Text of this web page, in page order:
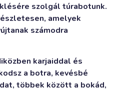
szolgál túrabotunk.
amelyek
számodra
karjaiddal és
a botra, kevésbé
többek között a bokád,